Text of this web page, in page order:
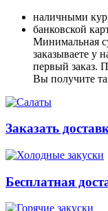
наличными
банковской
Минимальная
заказываете у
первый заказ.
Вы получите
Заказать
Бесплатная